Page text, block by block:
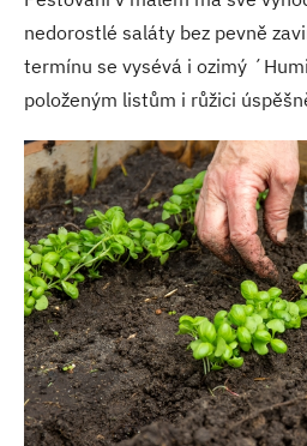
nedorostlé saláty bez pevně
termínu se vysévá i ozimý
položeným listům i růžici